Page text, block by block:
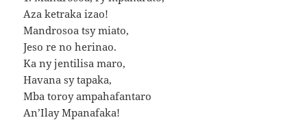
Aza ketraka izao!
Mandrosoa tsy miato,
Jeso re no herinao.
Ka ny jentilisa maro,
Havana sy tapaka,
Mba toroy ampahafantaro
An’Ilay Mpanafaka!